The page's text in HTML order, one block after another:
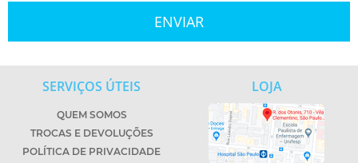
SERVIÇOS ÚTEIS
QUEM SOMOS
TROCAS E DEVOLUÇÕES
POLÍTICA DE PRIVACIDADE
LOJA